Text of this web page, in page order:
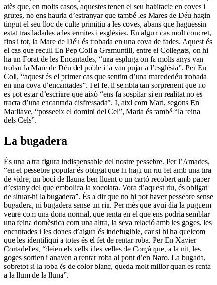
atès que, en molts casos, aquestes tenen el seu habitacle en coves i
grutes, no ens hauria d’estranyar que també les Mares de Déu hagin
tingut el seu lloc de culte primitiu a les coves, abans que haguessin
estat traslladades a les ermites i esglésies. En algun cas molt concret,
fins i tot, la Mare de Déu és trobada en una cova de fades. Aquest és
el cas que recull En Pep Coll a Gramuntill, entre el Collegats, on hi
ha un Forat de les Encantades, “una espluga on fa molts anys van
trobar la Mare de Déu del poble i la van pujar a l’església”. Per En
Coll, “aquest és el primer cas que sentim d’una marededéu trobada
en una cova d’encantades”. I el fet li sembla tan sorprenent que no
es pot estar d’escriure que això “ens fa sospitar si en realitat no es
tracta d’una encantada disfressada”. I, així com Mari, segons En
Marliave, “posseeix el domini del Cel”, Maria és també “la reina
dels Cels”.
La bugadera
És una altra figura indispensable del nostre pessebre. Per l’Amades,
“en el pessebre popular és obligat que hi hagi un riu fet amb una tira
de vidre, un bocí de llauna ben lluent o un cartó recobert amb paper
d’estany del que embolica la xocolata. Vora d’aquest riu, és obligat
de situar-hi la bugadera”. És a dir que no hi pot haver pessebre sense
bugadera, ni bugadera sense un riu. Per més que avui dia la puguem
veure com una dona normal, que renta en el que ens podria semblar
una feina domèstica com una altra, la seva relació amb les goges, les
encantades i les dones d’aigua és indefugible, car si hi ha quelcom
que les identifiqui a totes és el fet de rentar roba. Per En Xavier
Cortadelles, “deien els vells i les velles de Corçà que, a la nit, les
goges sortien i anaven a rentar roba al pont d’en Naro. La bugada,
sobretot si la roba és de color blanc, queda molt millor quan es renta
a la llum de la lluna”.